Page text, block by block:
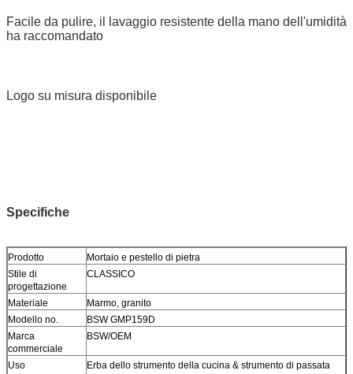
Facile da pulire, il lavaggio resistente della mano dell'umidità
ha raccomandato
Logo su misura disponibile
Specifiche
Prodotto
Mortaio e pestello di pietra
Stile di
progettazione
CLASSICO
Materiale
Marmo, granito
Modello no.
BSW GMP159D
Marca
commerciale
BSW/OEM
Uso
Erba dello strumento della cucina & strumento di passata